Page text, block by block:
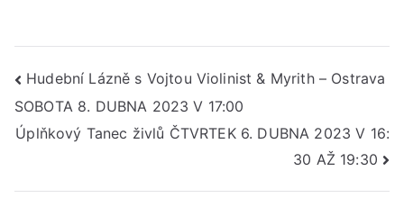
Navigace
pro
Hudební Lázně s Vojtou Violinist & Myrith – Ostrava
SOBOTA 8. DUBNA 2023 V 17:00
Úplňkový Tanec živlů ČTVRTEK 6. DUBNA 2023 V 16:
30 AŽ 19:30